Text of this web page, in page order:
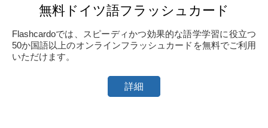
無料ドイツ語フラッシュカード
Flashcardoでは、スピーディかつ効果的な語学学習に役立つ
50か国語以上のオンラインフラッシュカードを無料でご利用
いただけます。
詳細